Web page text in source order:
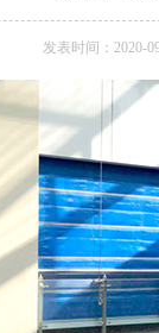
发表时间：2020-